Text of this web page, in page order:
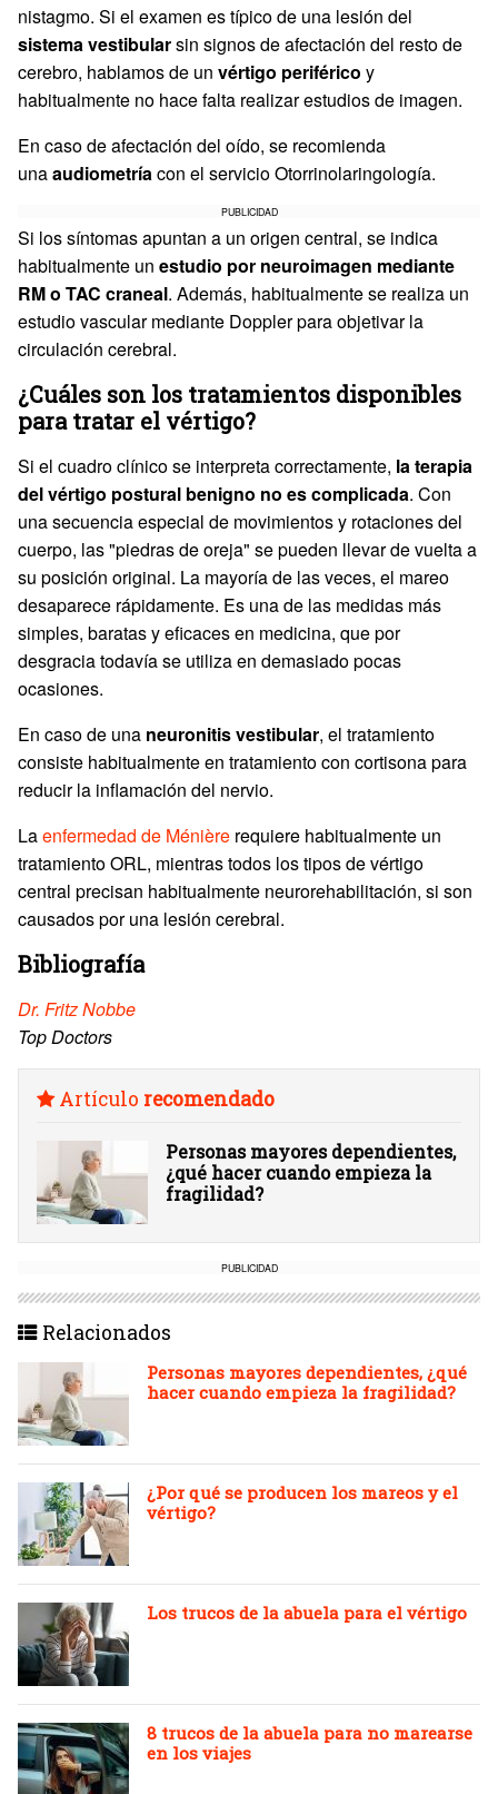
nistagmo. Si el examen es típico de una lesión del
sistema vestibularsin signos de afectación del resto de
cerebro, hablamos de un vértigo periférico y
habitualmente no hace falta realizar estudios de imagen.
En caso de afectación del oído, se recomienda
unaaudiometríacon el servicio Otorrinolaringología.
PUBLICIDAD
Si los síntomas apuntan a un origen central, se indica
habitualmente un estudio por neuroimagen mediante
RM o TAC craneal. Además, habitualmente se realiza un
estudio vascular mediante Doppler para objetivar la
circulación cerebral.
¿Cuáles son los tratamientos disponibles
para tratar el vértigo?
Si el cuadro clínico se interpreta correctamente, la terapia
del vértigo postural benigno no es complicada. Con
una secuencia especial de movimientos y rotaciones del
cuerpo, las "piedras de oreja" se pueden llevar de vuelta a
su posición original. La mayoría de las veces, el mareo
desaparece rápidamente. Es una de las medidas más
simples, baratas y eficaces en medicina, que por
desgracia todavía se utiliza en demasiado pocas
ocasiones.
En caso de una neuronitis vestibular, el tratamiento
consiste habitualmente en tratamiento con cortisona para
reducir la inflamación del nervio.
Laenfermedad de Ménière requiere habitualmente un
tratamiento ORL, mientras todos los tipos de vértigo
central precisan habitualmente neurorehabilitación, si son
causados por una lesión cerebral.
Bibliografía
Dr. Fritz Nobbe
Top Doctors
Artículo recomendado
Personas mayores dependientes,
¿qué hacer cuando empieza la
fragilidad?
PUBLICIDAD
Relacionados
Personas mayores dependientes, ¿qué
hacer cuando empieza la fragilidad?
¿Por qué se producen los mareos y el
vértigo?
Los trucos de la abuela para el vértigo
8 trucos de la abuela para no marearse
en los viajes